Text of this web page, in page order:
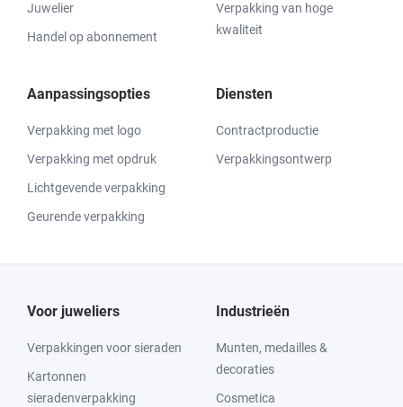
Juwelier
Handel op abonnement
Verpakking van hoge
kwaliteit
Aanpassingsopties
Verpakking met logo
Verpakking met opdruk
Lichtgevende verpakking
Geurende verpakking
Diensten
Contractproductie
Verpakkingsontwerp
Voor juweliers
Verpakkingen voor sieraden
Kartonnen
sieradenverpakking
Industrieën
Munten, medailles &
decoraties
Cosmetica